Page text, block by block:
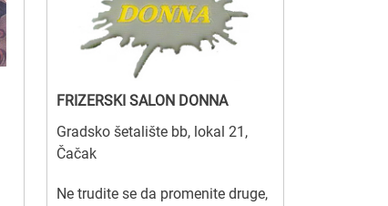
FRIZERSKI SALON DONNA
Gradsko šetalište bb, lokal 21,
Čačak
Ne trudite se da promenite druge,